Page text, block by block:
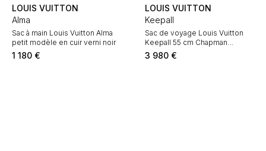
LOUIS VUITTON
Alma
Sac à main Louis Vuitton Alma
petit modèle en cuir verni noir
1 180 €
LOUIS VUITTON
Keepall
Sac de voyage Louis Vuitton
Keepall 55 cm Chapman
Brothers en toile monogram
enduite blanc-cassé et bleu-
3 980 €